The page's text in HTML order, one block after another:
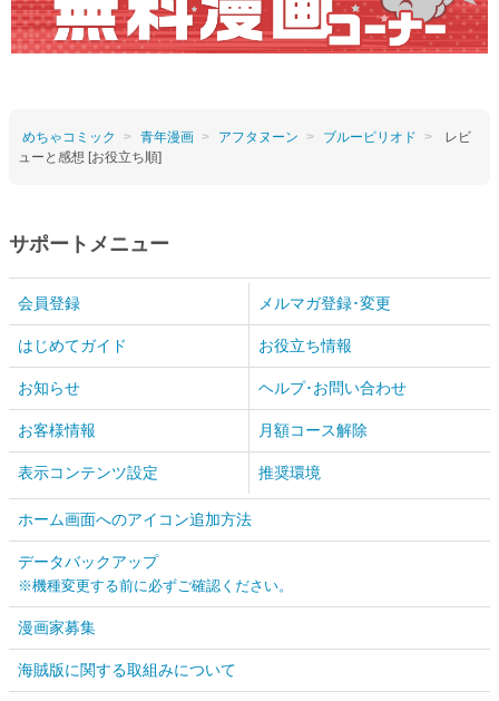
めちゃコミック 青年漫画 アフタヌーン ブルーピリオド
レビ
ューと感想 [お役立ち順]
サポートメニュー
会員登録 メルマガ登録･変更
はじめてガイド お役立ち情報
お知らせ ヘルプ･お問い合わせ
お客様情報 月額コース解除
表示コンテンツ設定 推奨環境
ホーム画面へのアイコン追加方法
データバックアップ
※機種変更する前に必ずご確認ください。
漫画家募集
海賊版に関する取組みについて